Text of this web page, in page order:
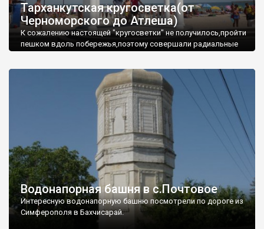
Тарханкутская кругосветка(от
Черноморского до Атлеша)
К сожалению настоящей "кругосветки" не получилось,пройти
пешком вдоль побережья,поэтому совершали радиальные
Водонапорная башня в с.Почтовое
Интересную водонапорную башню посмотрели по дороге из
Симферополя в Бахчисарай.